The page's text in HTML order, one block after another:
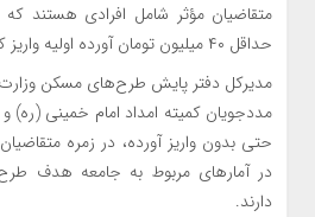
متقاضیان مؤثر شامل افرادی هستند که
حداقل ۴۰ میلیون تومان آورده اولیه واریز کرده‌اند.
مدیرکل دفتر پایش طرح‌های مسکن وزارت
مددجویان کمیته امداد امام خمینی (ره)
حتی بدون واریز آورده، در زمره
در آمارهای مربوط به جامعه هدف
دارند.